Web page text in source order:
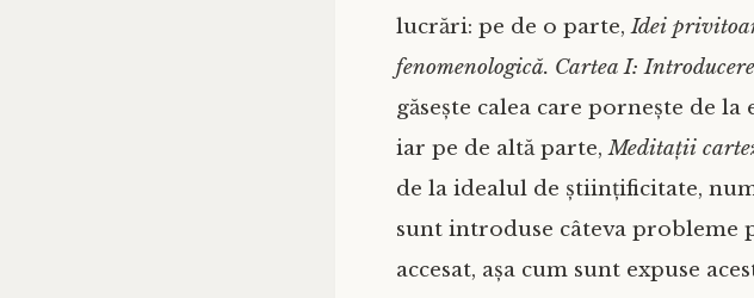
lucrări: pe de o parte,Idei
fenomenologică. Cartea I:
găsește calea care pornește de
iar pe de altă parte,Meditații
de la idealul de științificitate,
sunt introduse câteva
accesat, așa cum sunt expuse